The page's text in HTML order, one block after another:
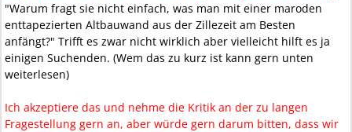
"Warum fragt sie nicht einfach, was man mit einer maroden
enttapezierten Altbauwand aus der Zillezeit am Besten
anfängt?" Trifft es zwar nicht wirklich aber vielleicht hilft es ja
einigen Suchenden. (Wem das zu kurz ist kann gern unten
weiterlesen)
Ich akzeptiere das und nehme die Kritik an der zu langen
Fragestellung gern an, aber würde gern darum bitten, dass wir